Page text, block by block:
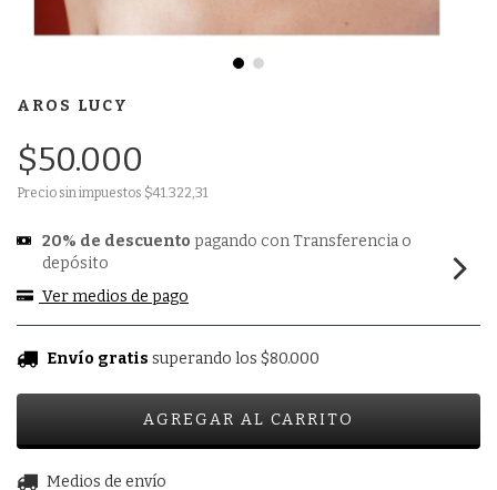
AROS LUCY
$50.000
Precio sin impuestos $41.322,31
20% de descuento pagando con Transferencia o
depósito
Ver medios de pago
Envío gratis superando los $80.000
Entregas para el CP:
Medios de envío